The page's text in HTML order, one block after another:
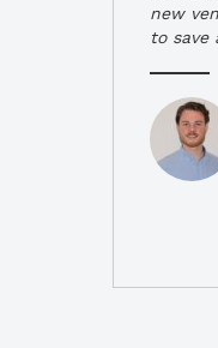
new
to save